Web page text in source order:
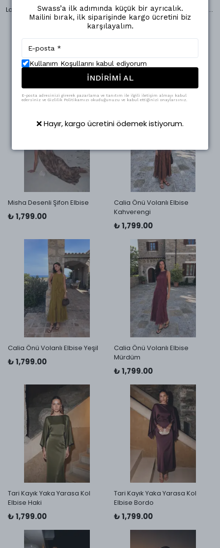
Lorin Kısa Kollu Ceket & Piliseli Etek Takım Koyu Pudra
₺ 2,999.00
Slone Puantiyeli Yelek & Piliseli Etek Takım
Misha Desenli Şifon Elbise
₺ 1,799.00
Calia Önü Volanlı Elbise
Kahverengi
₺ 1,799.00
Calia Önü Volanlı Elbise Yeşil
₺ 1,799.00
Calia Önü Volanlı Elbise
Mürdüm
₺ 1,799.00
Tari Kayık Yaka Yarasa Kol
Elbise Haki
₺ 1,799.00
Tari Kayık Yaka Yarasa Kol
Elbise Bordo
₺ 1,799.00
Swass’a ilk adımında küçük bir ayrıcalık.
Mailini bırak, ilk siparişinde kargo ücretini biz
karşılayalım.
Kullanım Koşullarını kabul ediyorum
İNDİRİMİ AL
E-posta adresinizi girerek pazarlama ve tanıtım ile ilgili iletişim almayı kabul
edersiniz ve Gizlilik Politikamızı okuduğunuzu ve kabul ettiğinizi onaylarsınız.
❌ Hayır, kargo ücretini ödemek istiyorum.